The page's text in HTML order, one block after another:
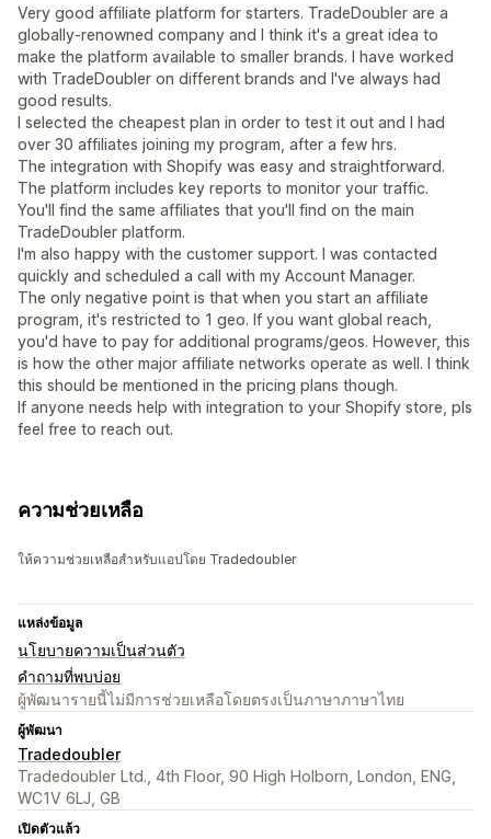
Very good affiliate platform for starters. TradeDoubler are a
globally-renowned company and I think it's a great idea to
make the platform available to smaller brands. I have worked
with TradeDoubler on different brands and I've always had
good results.
I selected the cheapest plan in order to test it out and I had
over 30 affiliates joining my program, after a few hrs.
The integration with Shopify was easy and straightforward.
The platform includes key reports to monitor your traffic.
You'll find the same affiliates that you'll find on the main
TradeDoubler platform.
I'm also happy with the customer support. I was contacted
quickly and scheduled a call with my Account Manager.
The only negative point is that when you start an affiliate
program, it's restricted to 1 geo. If you want global reach,
you'd have to pay for additional programs/geos. However, this
is how the other major affiliate networks operate as well. I think
this should be mentioned in the pricing plans though.
If anyone needs help with integration to your Shopify store, pls
feel free to reach out.
ความช่วยเหลือ
ให้ความช่วยเหลือสำหรับแอปโดย Tradedoubler
แหล่งข้อมูล
นโยบายความเป็นส่วนตัว
คำถามที่พบบ่อย
ผู้พัฒนารายนี้ไม่มีการช่วยเหลือโดยตรงเป็นภาษาภาษาไทย
ผู้พัฒนา
Tradedoubler
Tradedoubler Ltd., 4th Floor, 90 High Holborn, London, ENG,
WC1V 6LJ, GB
เปิดตัวแล้ว